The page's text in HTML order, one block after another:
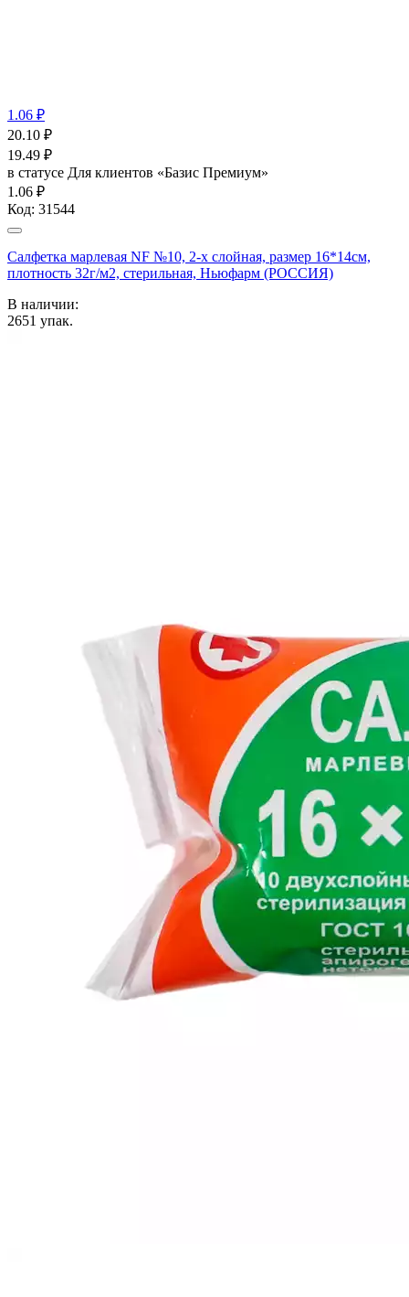
1.06 ₽
20.10 ₽
19.49 ₽
в статусе Для клиентов «Базис Премиум»
1.06 ₽
Код: 31544
Салфетка марлевая NF №10, 2-х слойная, размер 16*14см,
плотность 32г/м2, стерильная, Ньюфарм (РОССИЯ)
В наличии:
2651 упак.